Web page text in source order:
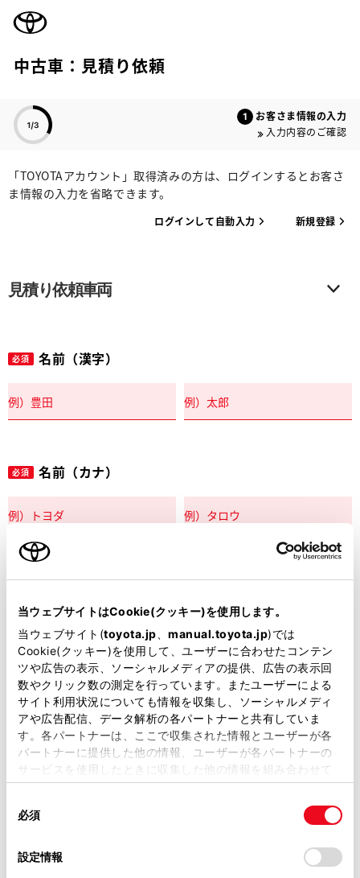
当ウェブサイトはCookie(クッキー)を使用します。
当ウェブサイト(toyota.jp manual.toyota.jp)では
Cookie(クッキー)を使用して、ユーザーに合わせたコンテン
ツや広告の表示、ソーシャルメディアの提供、広告の表示回
数やクリック数の測定を行っています。またユーザーによる
サイト利用状況についても情報を収集し、ソーシャルメディ
アや広告配信、データ解析の各パートナーと共有していま
す。各パートナーは、ここで収集された情報とユーザーが各
パートナーに提供した他の情報、ユーザーが各パートナーの
サービスを使用したときに収集した他の情報を組み合わせて
使用することがあります。当ウェブサイトの使用を続行する
デバイスにすべてのCookie(クッキー)が保存されることに同
意したことになります。Cookie(クッキー)のオプトアウト、
必須
設定情報
中古車：見積り依頼
お客さま情報の入力
入力内容のご確認
「TOYOTAアカウント」取得済みの方は、ログインするとお客さ
ま情報の入力を省略できます。
ログインして自動入力 新規登録
見積り依頼車両
必須 名前（漢字）
必須 名前（カナ）
郵便番号
住所自動入力
必須 都道府県
市区町村名